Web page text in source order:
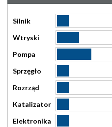
Silnik
Wtryski
Pompa
Sprzęgło
Rozrząd
Katalizator
Elektronika